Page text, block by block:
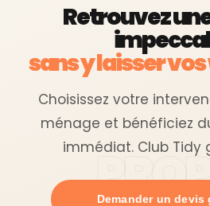
Retrouvez
sans y laisser
Choisissez votre
ménage et bénéficiez
immédiat. Club Tidy
Demander un